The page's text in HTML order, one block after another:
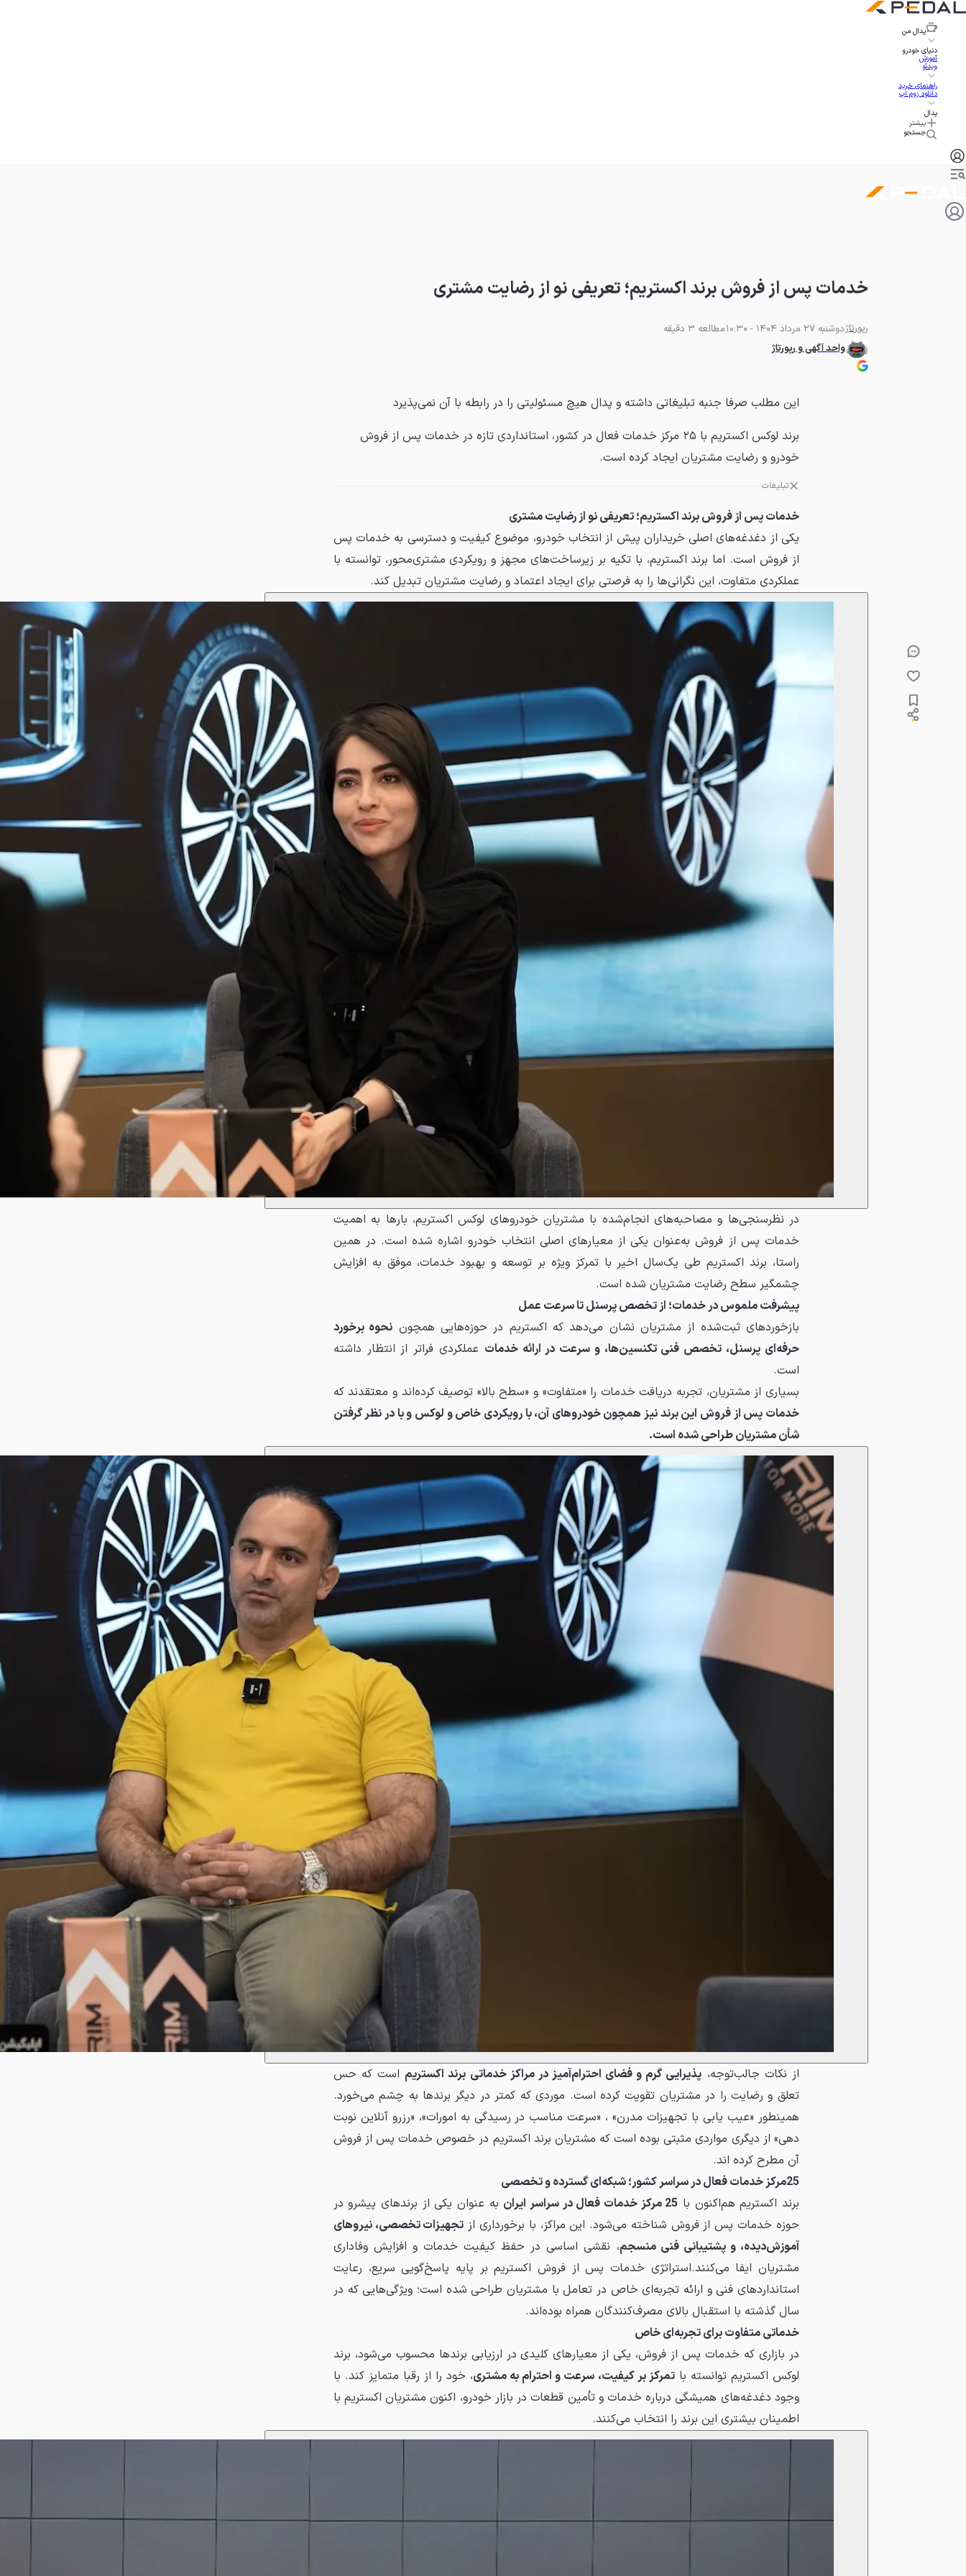
پدال من
دنیای خودرو
آموزش
ویدئو
راهنمای خرید
دانلود زوم اپ
پدال
بیشتر
جستجو
خدمات پس از فروش برند اکستریم؛ تعریفی نو از رضایت مشتری
رپورتاژدوشنبه 27 مرداد 1404 - 10:30
مطالعه 3 دقیقه
واحد آگهی و رپورتاژ
این مطلب صرفا جنبه تبلیغاتی داشته و پدال هیچ مسئولیتی را در رابطه با آن نمی‌پذیرد
برند لوکس اکستریم با ۲۵ مرکز خدمات فعال در کشور، استانداردی تازه در خدمات پس از فروش
خودرو و رضایت مشتریان ایجاد کرده است.
تبلیغات
خدمات پس از فروش برند اکستریم؛ تعریفی نو از رضایت مشتری
یکی از دغدغه‌های اصلی خریداران پیش از انتخاب خودرو، موضوع کیفیت و دسترسی به خدمات پس
از فروش است. اما برند اکستریم، با تکیه بر زیرساخت‌های مجهز و رویکردی مشتری‌محور، توانسته با
عملکردی متفاوت، این نگرانی‌ها را به فرصتی برای ایجاد اعتماد و رضایت مشتریان تبدیل کند.
در نظرسنجی‌ها و مصاحبه‌های انجام‌شده با مشتریان خودروهای لوکس اکستریم، بارها به اهمیت
خدمات پس از فروش به‌عنوان یکی از معیارهای اصلی انتخاب خودرو اشاره شده است. در همین
راستا، برند اکستریم طی یک‌سال اخیر با تمرکز ویژه بر توسعه و بهبود خدمات، موفق به افزایش
چشمگیر سطح رضایت مشتریان شده است.
پیشرفت ملموس در خدمات؛ از تخصص پرسنل تا سرعت عمل
بازخوردهای ثبت‌شده از مشتریان نشان می‌دهد که اکستریم در حوزه‌هایی همچون نحوه برخورد
حرفه‌ای پرسنل، تخصص فنی تکنسین‌ها، و سرعت در ارائه خدمات عملکردی فراتر از انتظار داشته
است.
بسیاری از مشتریان، تجربه دریافت خدمات را «متفاوت» و «سطح بالا» توصیف کرده‌اند و معتقدند که
خدمات پس از فروش این برند نیز همچون خودروهای آن، با رویکردی خاص و لوکس و با در نظر گرفتن
شأن مشتریان طراحی شده است.
از نکات جالب‌توجه، پذیرایی گرم و فضای احترام‌آمیز در مراکز خدماتی برند اکستریم است که حس
تعلق و رضایت را در مشتریان تقویت کرده است. موردی که کمتر در دیگر برندها به چشم می‌خورد.
همینطور «عیب یابی با تجهیزات مدرن» ، «سرعت مناسب در رسیدگی به امورات»، «رزرو آنلاین نوبت
دهی» از دیگری مواردی مثبتی بوده است که مشتریان برند اکستریم در خصوص خدمات پس از فروش
آن مطرح کرده اند.
25مرکز خدمات فعال در سراسر کشور؛ شبکه‌ای گسترده و تخصصی
برند اکستریم هم‌اکنون با 25 مرکز خدمات فعال در سراسر ایران
به عنوان یکی از برندهای پیشرو در
حوزه خدمات پس از فروش شناخته می‌شود. این مراکز، با برخورداری از تجهیزات تخصصی، نیروهای
آموزش‌دیده، و پشتیبانی فنی منسجم، نقشی اساسی در حفظ کیفیت خدمات و افزایش وفاداری
مشتریان ایفا می‌کنند.استراتژی خدمات پس از فروش اکستریم بر پایه پاسخ‌گویی سریع، رعایت
استانداردهای فنی و ارائه تجربه‌ای خاص در تعامل با مشتریان طراحی شده است؛ ویژگی‌هایی که در
سال گذشته با استقبال بالای مصرف‌کنندگان همراه بوده‌اند.
خدماتی متفاوت برای تجربه‌ای خاص
در بازاری که خدمات پس از فروش، یکی از معیارهای کلیدی در ارزیابی برندها محسوب می‌شود، برند
لوکس اکستریم توانسته باتمرکز بر کیفیت، سرعت و احترام به مشتری، خود را از رقبا متمایز کند. با
وجود دغدغه‌های همیشگی درباره خدمات و تأمین قطعات در بازار خودرو، اکنون مشتریان اکستریم با
اطمینان بیشتری این برند را انتخاب می‌کنند.